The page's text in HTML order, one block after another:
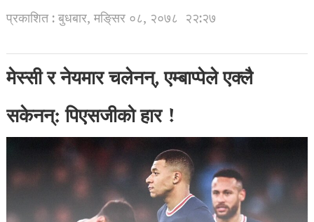
प्रकाशित : बुधबार, मङि्सर ०८, २०७८ २२:२७
मेस्सी र नेयमार चलेनन्, एम्बाप्पेले एक्लै
सकेनन्: पिएसजीको हार !